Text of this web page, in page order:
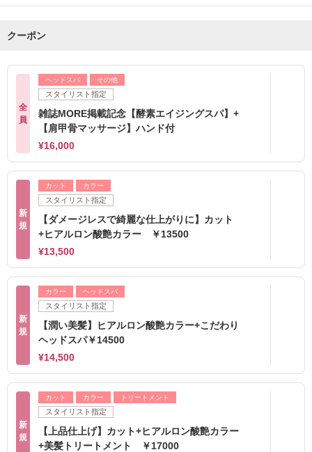
クーポン
全
員
ヘッドスパ その他
スタイリスト指定
雑誌MORE掲載記念【酵素エイジングスパ】+
【肩甲骨マッサージ】ハンド付
¥16,000
新
規
カット カラー
スタイリスト指定
【ダメージレスで綺麗な仕上がりに】カット
+ヒアルロン酸艶カラー ￥13500
¥13,500
新
規
カラー ヘッドスパ
スタイリスト指定
【潤い美髪】ヒアルロン酸艶カラー+こだわり
ヘッドスパ￥14500
¥14,500
新
規
カット カラー トリートメント
スタイリスト指定
【上品仕上げ】カット+ヒアルロン酸艶カラー
+美髪トリートメント ￥17000